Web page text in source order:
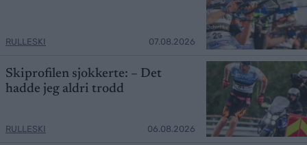
RULLESKI 07.08.2026
Skiprofilen sjokkerte: – Det
hadde jeg aldri trodd
RULLESKI 06.08.2026